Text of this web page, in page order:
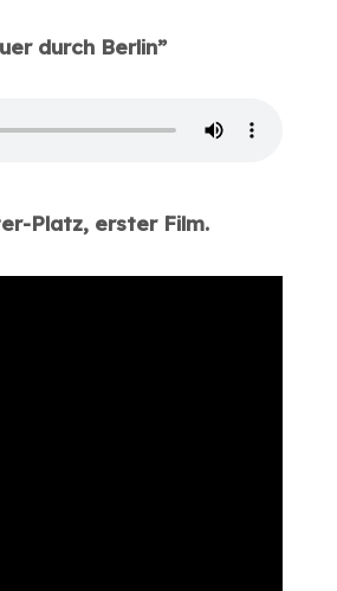
durch Berlin”
Platz, erster Film.